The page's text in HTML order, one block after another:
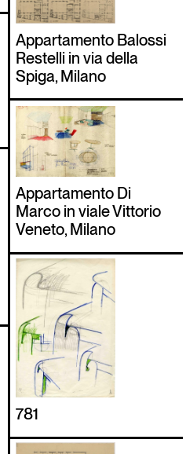
Appartamento Di
Marco in viale Vittorio
Veneto, Milano
Appartamento Balossi
Restelli in via della
Spiga, Milano
781